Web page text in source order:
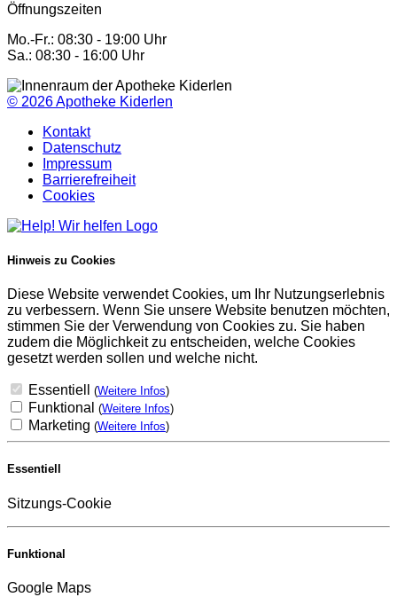
Öffnungszeiten
Mo.-Fr.: 08:30 - 19:00 Uhr
Sa.: 08:30 - 16:00 Uhr
© 2026Apotheke Kiderlen
Kontakt
Datenschutz
Impressum
Barrierefreiheit
Cookies
Hinweis zu Cookies
Diese Website verwendet Cookies, um Ihr Nutzungserlebnis
zu verbessern. Wenn Sie unsere Website benutzen möchten,
stimmen Sie der Verwendung von Cookies zu. Sie haben
zudem die Möglichkeit zu entscheiden, welche Cookies
gesetzt werden sollen und welche nicht.
Essentiell (Weitere Infos)
Funktional (Weitere Infos)
Marketing (Weitere Infos)
Essentiell
Sitzungs-Cookie
Funktional
Google Maps